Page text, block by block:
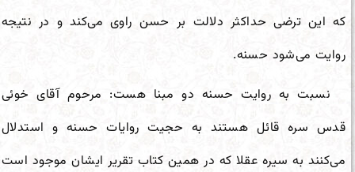
که این ترضی حداکثر دلالت بر حسن راوی می‌کند و در نتیجه
روایت می‌شود حسنه.
نسبت به روایت حسنه دو مبنا هست: مرحوم آقای خوئی
قدس سره قائل هستند به حجیت روایات حسنه و استدلال
می‌کنند به سیره عقلا که در همین کتاب تقریر ایشان موجود است